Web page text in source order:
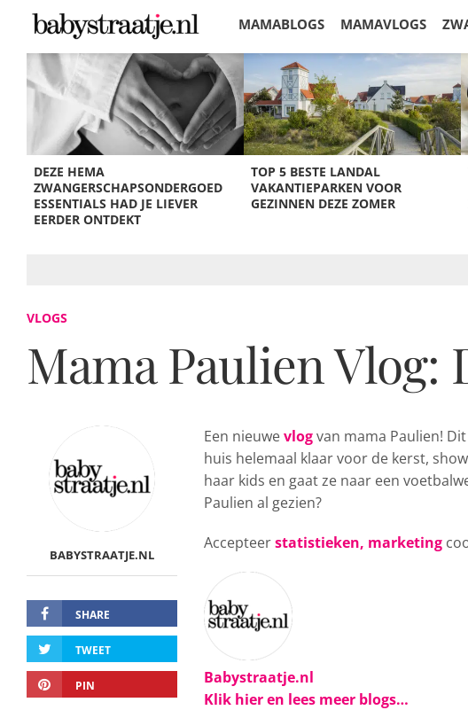
MAMABLOGS MAMAVLOGS
KORTINGEN
DEZE HEMA
ZWANGERSCHAPSONDERGOED
ESSENTIALS HAD JE LIEVER
EERDER ONTDEKT
TOP 5 BESTE LANDAL
VAKANTIEPARKEN VOOR
GEZINNEN DEZE ZOMER
VLOGS
Mama Paulien Vlog:
BABYSTRAATJE.NL
SHARE
TWEET
PIN
Een nieuwevlogvan mama Paulien!
huis helemaal klaar voor de kerst,
haar kids en gaat ze naar een
Paulien al gezien?
Accepteerstatistieken, marketing
Babystraatje.nl
Klik hier en lees meer blogs…